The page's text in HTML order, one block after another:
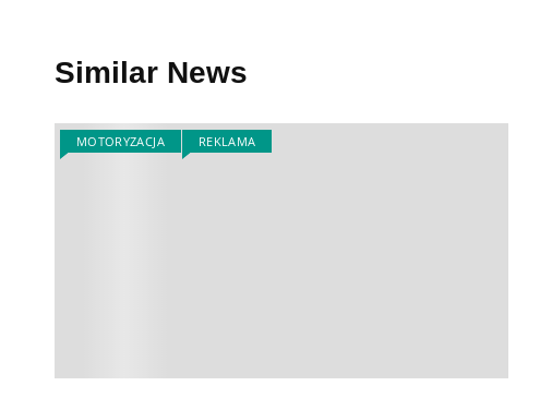
Similar News
MOTORYZACJA REKLAMA